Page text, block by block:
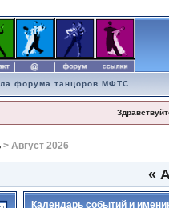
форума танцоров МФТС
> Август 2026
«
Календарь событий и